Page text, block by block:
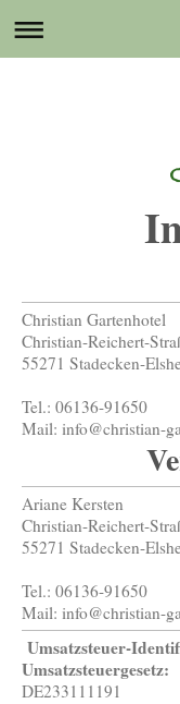
Christian Gartenhotel
Christian-Reichert-
55271 Stadecken-
Tel.: 06136-91650
Mail: info@christian-
Ariane Kersten
Christian-Reichert-
55271 Stadecken-
Tel.: 06136-91650
Mail: info@christian-
Umsatzsteuer-
Umsatzsteuergesetz:
DE233111191